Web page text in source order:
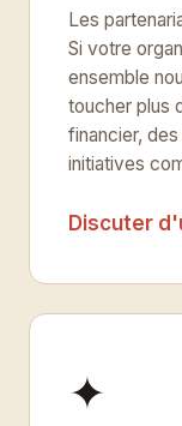
Les
Si votre
ensemble
toucher plus
financier,
initiatives
Discuter
✦